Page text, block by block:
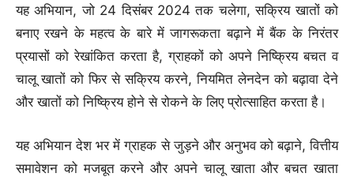
यह अभियान, जो 24 दिसंबर 2024 तक चलेगा, सक्रिय खातों को
बनाए रखने के महत्व के बारे में जागरूकता बढ़ाने में बैंक के निरंतर
प्रयासों को रेखांकित करता है, ग्राहकों को अपने निष्क्रिय बचत व
चालू खातों को फिर से सक्रिय करने, नियमित लेनदेन को बढ़ावा देने
और खातों को निष्क्रिय होने से रोकने के लिए प्रोत्साहित करता है।
यह अभियान देश भर में ग्राहक से जुड़ने और अनुभव को बढ़ाने, वित्तीय
समावेशन को मजबूत करने और अपने चालू खाता और बचत खाता